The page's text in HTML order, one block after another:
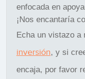
enfocada en
¡Nos encantaría
Echa un vistazo a
inversión, y si
encaja, por favor